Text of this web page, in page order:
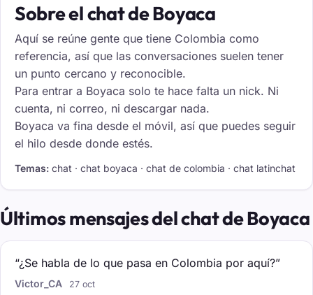
Sobre el chat de Boyaca
Aquí se reúne gente que tiene Colombia como
referencia, así que las conversaciones suelen tener
un punto cercano y reconocible.
Para entrar a Boyaca solo te hace falta un nick. Ni
cuenta, ni correo, ni descargar nada.
Boyaca va fina desde el móvil, así que puedes seguir
el hilo desde donde estés.
Temas: chat · chat boyaca · chat de colombia · chat latinchat
Últimos mensajes del chat de Boyaca
“¿Se habla de lo que pasa en Colombia por aquí?”
Victor_CA 27 oct